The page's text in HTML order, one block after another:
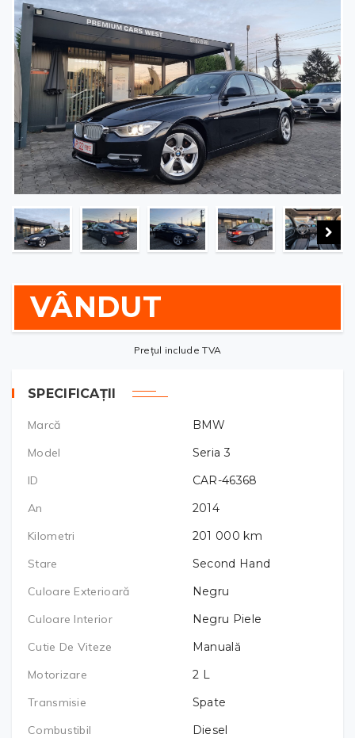
VÂNDUT
Prețul include TVA
SPECIFICAȚII
Marcă
BMW
Model
Seria 3
ID
CAR-46368
An
2014
Kilometri
201 000 km
Stare
Second Hand
Culoare Exterioară
Negru
Culoare Interior
Negru Piele
Cutie De Viteze
Manuală
Motorizare
2 L
Transmisie
Spate
Combustibil
Diesel